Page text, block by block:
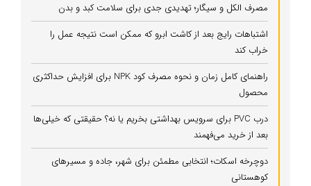
مصرف الکل و سیگار؛ تهدیدی جدی برای سلامت کبد و بدن
اشتباهات رایج بعد از کاشت ابرو که ممکن است نتیجه عمل را
خراب کند
راهنمای کامل زمان و نحوه مصرف کود NPK برای افزایش حداکثری
محصول
درب PVC برای سرویس بهداشتی بخریم یا نه؟ حقیقتی که خیلی‌ها
بعد از خرید می‌فهمند
دوچرخه اسکات؛ انتخابی مطمئن برای شهر، جاده و مسیرهای
کوهستانی